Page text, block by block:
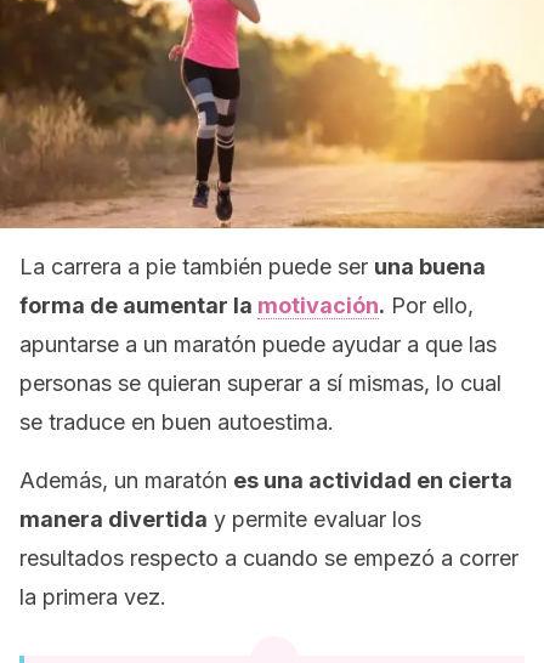
La carrera a pie también puede ser una buena
forma de aumentar la motivación. Por ello,
apuntarse a un maratón puede ayudar a que las
personas se quieran superar a sí mismas, lo cual
se traduce en buen autoestima.
Además, un maratón es una actividad en cierta
manera divertida y permite evaluar los
resultados respecto a cuando se empezó a correr
la primera vez.